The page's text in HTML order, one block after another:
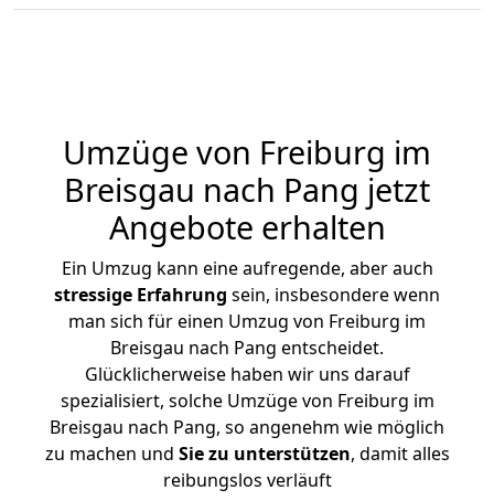
Umzüge von Freiburg im
Breisgau nach Pang jetzt
Angebote erhalten
Ein Umzug kann eine aufregende, aber auch
stressige Erfahrung sein, insbesondere wenn
man sich für einen Umzug von Freiburg im
Breisgau nach Pang entscheidet.
Glücklicherweise haben wir uns darauf
spezialisiert, solche Umzüge von Freiburg im
Breisgau nach Pang, so angenehm wie möglich
zu machen und Sie zu unterstützen, damit alles
reibungslos verläuft